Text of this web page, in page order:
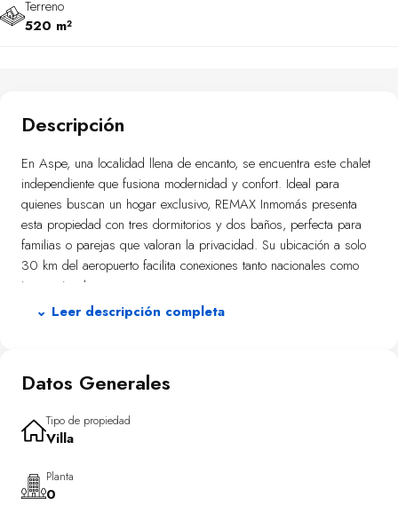
Terreno
520 m²
Descripción
En Aspe, una localidad llena de encanto, se encuentra este chalet
independiente que fusiona modernidad y confort. Ideal para
quienes buscan un hogar exclusivo, REMAX Inmomás presenta
esta propiedad con tres dormitorios y dos baños, perfecta para
familias o parejas que valoran la privacidad. Su ubicación a solo
30 km del aeropuerto facilita conexiones tanto nacionales como
internacionales.
Transforma tus días en un eterno verano con el exterior de este
sol o cenar al aire libre. El solárium complementa el espacio
momentos durante los calurosos días mediterráneos.
Los suelos de gres porcelánico son duraderos y sofisticados,
mientras que la cocina equipada con electrodomésticos modernos
⌄ Leer descripción completa
Datos Generales
Tipo de propiedad
Villa
Planta
0